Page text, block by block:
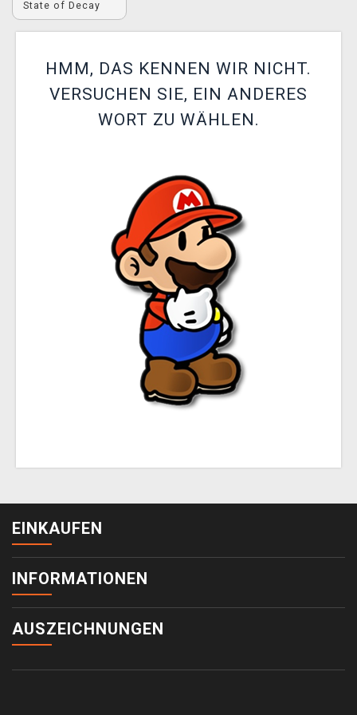
XZONE CLUB
State of Decay
HMM, DAS KENNEN WIR NICHT.
VERSUCHEN SIE, EIN ANDERES
WORT ZU WÄHLEN.
EINKAUFEN
INFORMATIONEN
AUSZEICHNUNGEN